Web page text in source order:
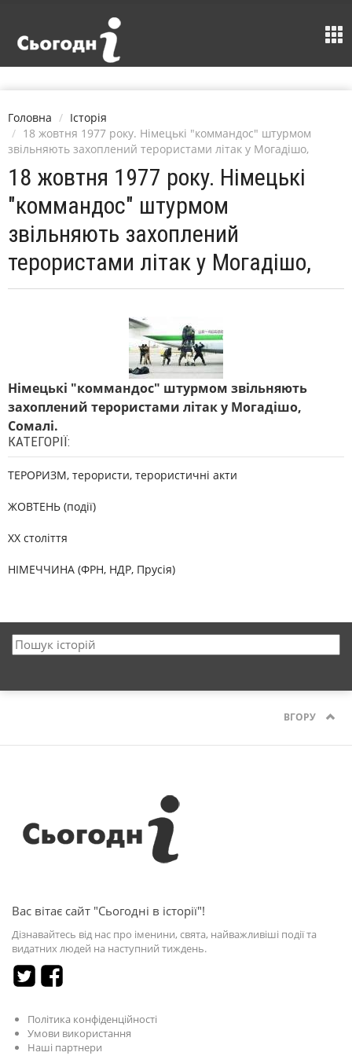
Головна
Історія
18 жовтня 1977 року. Німецькі "коммандос" штурмом
звільняють захоплений терористами літак у Могадішо,
18 жовтня 1977 року. Німецькі
"коммандос" штурмом
звільняють захоплений
терористами літак у Могадішо,
Німецькі "коммандос" штурмом звільняють
захоплений терористами літак у Могадішо,
Сомалі.
КАТЕГОРІЇ:
ТЕРОРИЗМ, терористи, терористичні акти
ЖОВТЕНЬ (події)
XX століття
НІМЕЧЧИНА (ФРН, НДР, Прусія)
ВГОРУ
Вас вітає сайт "Сьогодні в історії"!
Дізнавайтесь від нас про іменини, свята, найважливіші події та
видатних людей на наступний тиждень.
Політика конфіденційності
Умови використання
Наші партнери